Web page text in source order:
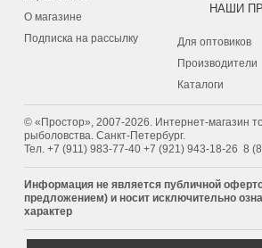
О магазине
Подписка на рассылку
НАШИ
Для оптовиков
Производители
Каталоги
© «Простор», 2007-2026. Интернет-магазин
рыболовства. Санкт-Петербург.
Тел. +7 (911) 983-77-40 ‭+7 (921) 943-18-26 8
Информация не является публичной
предложением) и носит исключительно
характер